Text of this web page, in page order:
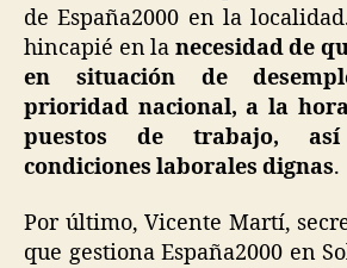
de España2000 en la
hincapié en la necesidad de
en situación de
prioridad nacional, a la
puestos de trabajo,
condiciones laborales dignas.
Por último, Vicente Martí,
que gestiona España2000 en